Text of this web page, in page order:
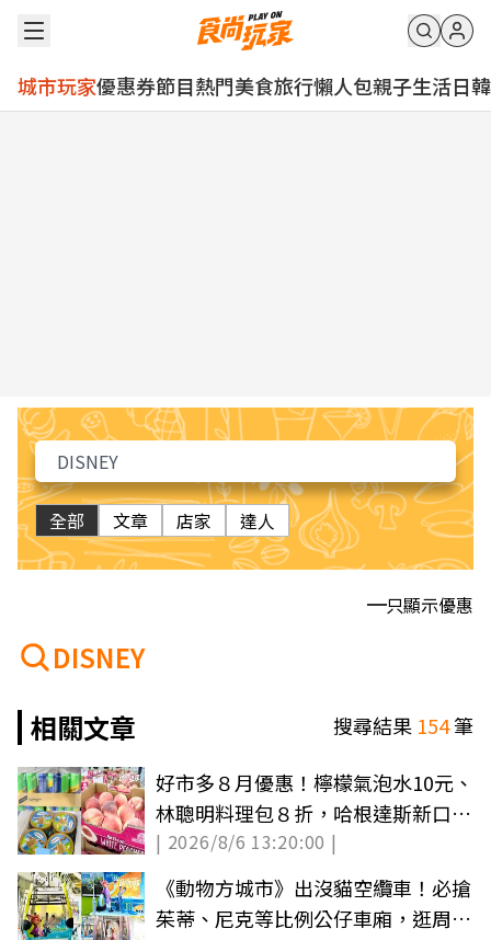
城市玩家優惠券節目熱門美食旅行懶人包親子生活日韓
全部 文章 店家 達人
只顯示優惠
DISNEY
相關文章
搜尋結果 154筆
好市多８月優惠！檸檬氣泡水10元、
林聰明料理包８折，哈根達斯新口味
必囤
| 2026/8/6 13:20:00 |
《動物方城市》出沒貓空纜車！必搶
茱蒂、尼克等比例公仔車廂，逛周邊